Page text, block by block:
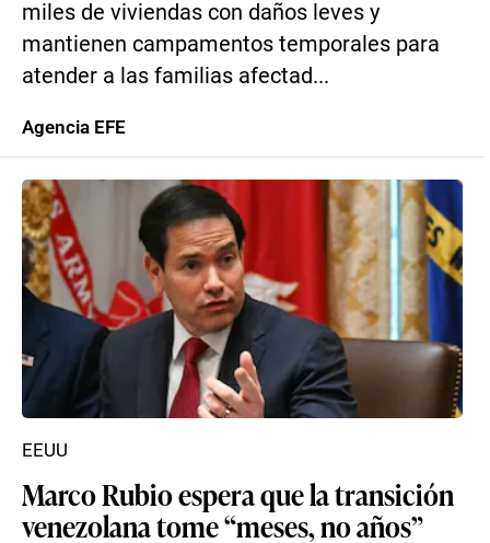
miles de viviendas con daños leves y
mantienen campamentos temporales para
atender a las familias afectad...
Agencia EFE
Marco Rubio espera que la transición
venezolana tome “meses, no años”
EEUU